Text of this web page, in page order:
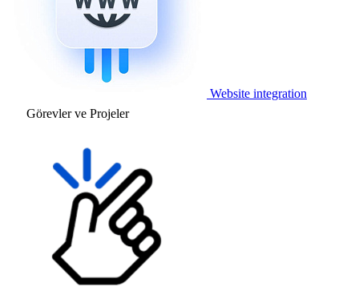
Website integration
Görevler ve Projeler